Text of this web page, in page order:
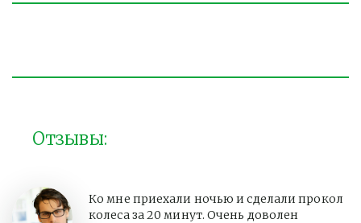
Отзывы:
Ко мне приехали ночью и сделали прокол
колеса за 20 минут. Очень доволен